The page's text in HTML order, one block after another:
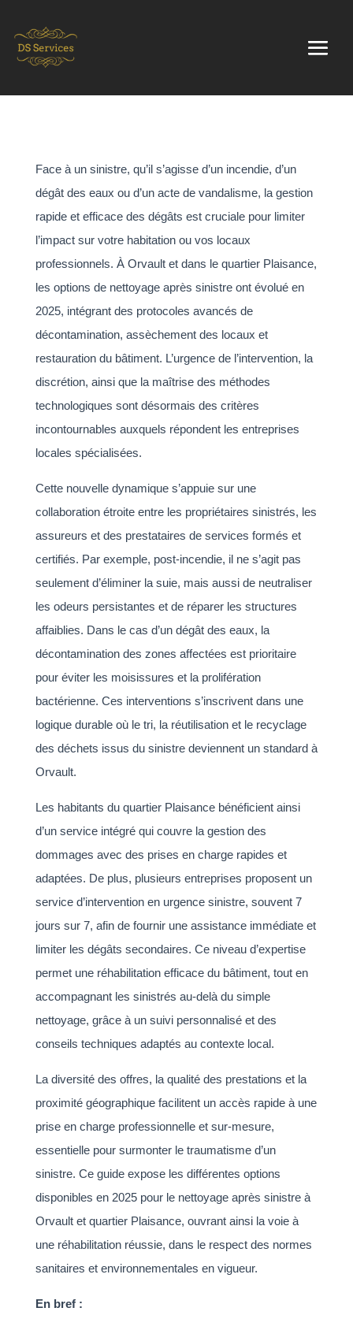
Face à un sinistre, qu’il s’agisse d’un incendie, d’un
dégât des eaux ou d’un acte de vandalisme, la gestion
rapide et efficace des dégâts est cruciale pour limiter
l’impact sur votre habitation ou vos locaux
professionnels. À Orvault et dans le quartier Plaisance,
les options de nettoyage après sinistre ont évolué en
2025, intégrant des protocoles avancés de
décontamination, assèchement des locaux et
restauration du bâtiment. L’urgence de l’intervention, la
discrétion, ainsi que la maîtrise des méthodes
technologiques sont désormais des critères
incontournables auxquels répondent les entreprises
locales spécialisées.
Cette nouvelle dynamique s’appuie sur une
collaboration étroite entre les propriétaires sinistrés, les
assureurs et des prestataires de services formés et
certifiés. Par exemple, post-incendie, il ne s’agit pas
seulement d’éliminer la suie, mais aussi de neutraliser
les odeurs persistantes et de réparer les structures
affaiblies. Dans le cas d’un dégât des eaux, la
décontamination des zones affectées est prioritaire
pour éviter les moisissures et la prolifération
bactérienne. Ces interventions s’inscrivent dans une
logique durable où le tri, la réutilisation et le recyclage
des déchets issus du sinistre deviennent un standard à
Orvault.
Les habitants du quartier Plaisance bénéficient ainsi
d’un service intégré qui couvre la gestion des
dommages avec des prises en charge rapides et
adaptées. De plus, plusieurs entreprises proposent un
service d’intervention en urgence sinistre, souvent 7
jours sur 7, afin de fournir une assistance immédiate et
limiter les dégâts secondaires. Ce niveau d’expertise
permet une réhabilitation efficace du bâtiment, tout en
accompagnant les sinistrés au-delà du simple
nettoyage, grâce à un suivi personnalisé et des
conseils techniques adaptés au contexte local.
La diversité des offres, la qualité des prestations et la
proximité géographique facilitent un accès rapide à une
prise en charge professionnelle et sur-mesure,
essentielle pour surmonter le traumatisme d’un
sinistre. Ce guide expose les différentes options
disponibles en 2025 pour le nettoyage après sinistre à
Orvault et quartier Plaisance, ouvrant ainsi la voie à
une réhabilitation réussie, dans le respect des normes
sanitaires et environnementales en vigueur.
En bref :